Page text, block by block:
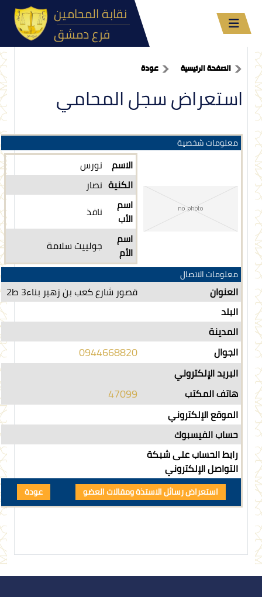
فرع دمشق
الصفحة الرئيسية عودة
استعراض سجل المحامي
معلومات شخصية
الاسم نورس
الكنية نصار
اسم
الأب
نافذ
اسم
الأم
جولييت سلامة
معلومات الاتصال
العنوان
قصور شارع كعب بن زهير بناء3 ط2
البلد
المدينة
الجوال
0944668820
البريد الإلكتروني
هاتف المكتب
47099
الموقع الإلكتروني
حساب الفيسبوك
رابط الحساب على شبكة
التواصل الإلكتروني